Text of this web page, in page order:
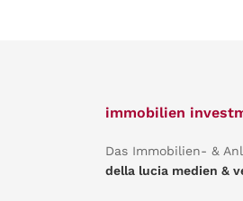
immobilien
Das Immobilien- &
della lucia medien &